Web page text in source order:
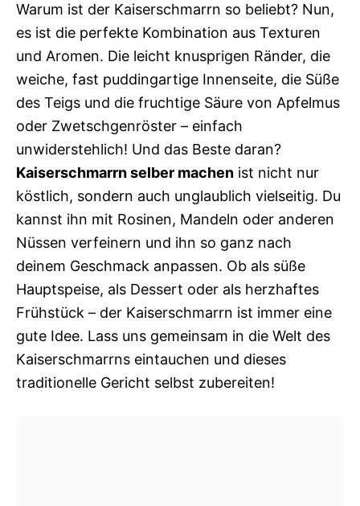
Warum ist der Kaiserschmarrn so beliebt? Nun,
es ist die perfekte Kombination aus Texturen
und Aromen. Die leicht knusprigen Ränder, die
weiche, fast puddingartige Innenseite, die Süße
des Teigs und die fruchtige Säure von Apfelmus
oder Zwetschgenröster – einfach
unwiderstehlich! Und das Beste daran?
Kaiserschmarrn selber machen ist nicht nur
köstlich, sondern auch unglaublich vielseitig. Du
kannst ihn mit Rosinen, Mandeln oder anderen
Nüssen verfeinern und ihn so ganz nach
deinem Geschmack anpassen. Ob als süße
Hauptspeise, als Dessert oder als herzhaftes
Frühstück – der Kaiserschmarrn ist immer eine
gute Idee. Lass uns gemeinsam in die Welt des
Kaiserschmarrns eintauchen und dieses
traditionelle Gericht selbst zubereiten!